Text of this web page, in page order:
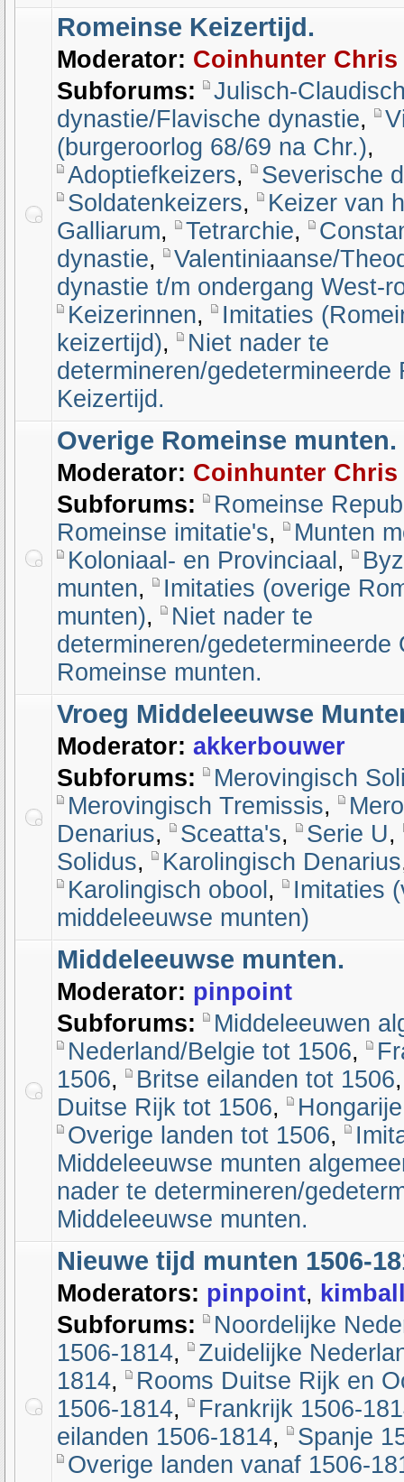
Romeinse Keizertijd.
Moderator: Coinhunter Chris
Subforums:
Julisch-
dynastie/Flavische dynastie,
(burgeroorlog 68/69 na Chr.),
Adoptiefkeizers,
Severische
Soldatenkeizers,
Keizer van
Galliarum, Tetrarchie,
dynastie,
Valentiniaanse/
dynastie t/m ondergang West-
Keizerinnen,
Imitaties
keizertijd),
Niet nader te
determineren/gedetermineerde
Keizertijd.
Overige Romeinse munten.
Moderator: Coinhunter Chris
Subforums:
Romeinse
Romeinse imitatie's,
Munten
Koloniaal- en Provinciaal ,
munten,
Imitaties (overige
munten),
Niet nader te
determineren/gedetermineerde
Romeinse munten.
Vroeg Middeleeuwse
Moderator: akkerbouwer
Subforums:
Merovingisch
Merovingisch Tremissis,
Denarius, Sceatta's, Serie U,
Solidus, Karolingisch Denarius
Karolingisch obool ,
Imitaties
middeleeuwse munten)
Middeleeuwse munten.
Moderator: pinpoint
Subforums:
Middeleeuwen
Nederland/Belgie tot 1506,
1506, Britse eilanden tot 1506
Duitse Rijk tot 1506,
Overige landen tot 1506,
Middeleeuwse munten
nader te determineren/
Middeleeuwse munten.
Nieuwe tijd munten 1506-
Moderators: pinpoint,
Subforums:
Noordelijke
1506-1814,
Zuidelijke
1814,
Rooms Duitse Rijk en
1506-1814,
Frankrijk 1506-
eilanden 1506-1814,
Spanje
Overige landen vanaf 1506-